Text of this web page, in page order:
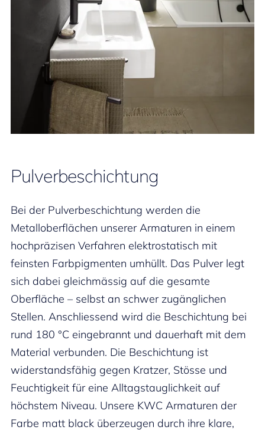
Pulverbeschichtung
Bei der Pulverbeschichtung werden die
Metalloberflächen unserer Armaturen in einem
hochpräzisen Verfahren elektrostatisch mit
feinsten Farbpigmenten umhüllt. Das Pulver legt
sich dabei gleichmässig auf die gesamte
Oberfläche – selbst an schwer zugänglichen
Stellen. Anschliessend wird die Beschichtung bei
rund 180 °C eingebrannt und dauerhaft mit dem
Material verbunden. Die Beschichtung ist
widerstandsfähig gegen Kratzer, Stösse und
Feuchtigkeit für eine Alltagstauglichkeit auf
höchstem Niveau. Unsere KWC Armaturen der
Farbe matt black überzeugen durch ihre klare,